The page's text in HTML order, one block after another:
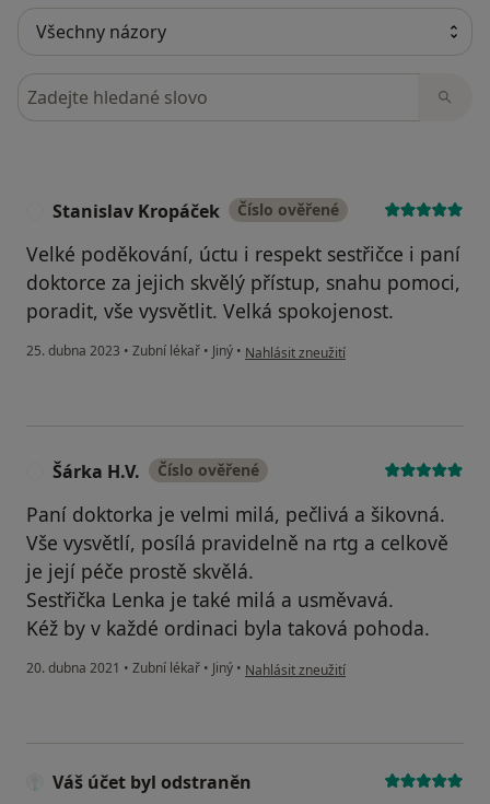
Hledejte v názorech
Stanislav Kropáček Číslo ověřené
Velké poděkování, úctu i respekt sestřičce i paní
doktorce za jejich skvělý přístup, snahu pomoci,
poradit, vše vysvětlit. Velká spokojenost.
25. dubna 2023 • Zubní lékař • Jiný • podle názoru uživatele Stanislav
Nahlásit zneužití
Šárka H.V. Číslo ověřené
Paní doktorka je velmi milá, pečlivá a šikovná.
Vše vysvětlí, posílá pravidelně na rtg a celkově
je její péče prostě skvělá.
Sestřička Lenka je také milá a usměvavá.
Kéž by v každé ordinaci byla taková pohoda.
20. dubna 2021 • Zubní lékař • Jiný • podle názoru uživatele Šárka H.V.
Nahlásit zneužití
Váš účet byl odstraněn